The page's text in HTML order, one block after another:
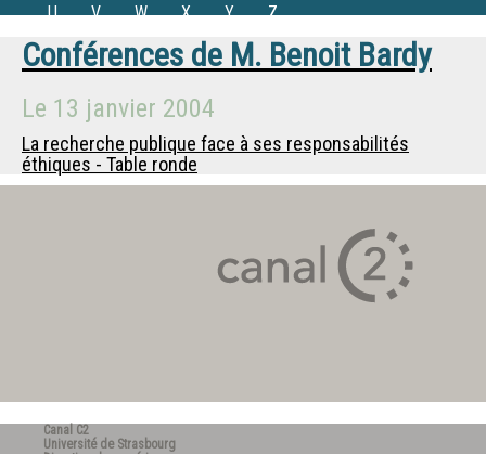
U
V W X Y Z
Conférences de M. Benoit Bardy
Le 13 janvier 2004
La recherche publique face à ses responsabilités
éthiques - Table ronde
Canal C2
Université de Strasbourg